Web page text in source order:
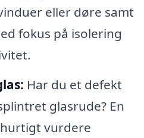
eller døre samt
fokus på isolering
Har du et defekt
glasrude? En
vurdere